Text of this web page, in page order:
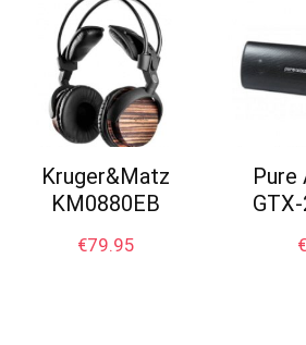
Kruger&Matz
KM0880EB
€79.95 €